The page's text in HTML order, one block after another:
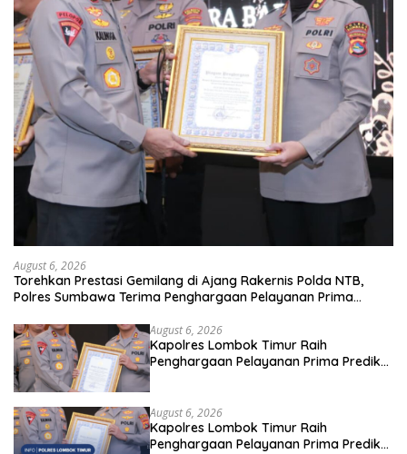
August 6, 2026
Torehkan Prestasi Gemilang di Ajang Rakernis Polda NTB,
Polres Sumbawa Terima Penghargaan Pelayanan Prima
August 6, 2026
Kapolres Lombok Timur Raih
Penghargaan Pelayanan Prima Predikat
August 6, 2026
Kapolres Lombok Timur Raih
Penghargaan Pelayanan Prima Predikat